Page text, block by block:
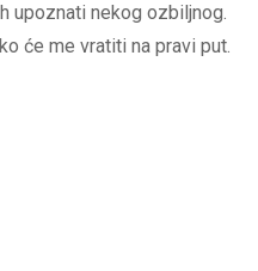
upoznati nekog ozbiljnog.
će me vratiti na pravi put.